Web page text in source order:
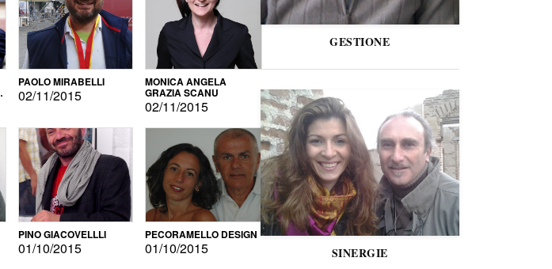
PAOLO MIRABELLI
02/11/2015
MONICA ANGELA
GRAZIA SCANU
02/11/2015
PINO GIACOVELLLI
01/10/2015
PECORAMELLO DESIGN
01/10/2015
GESTIONE
SINERGIE